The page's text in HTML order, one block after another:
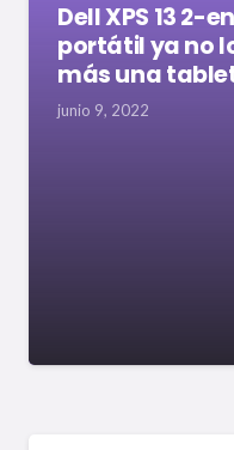
Dell XPS 13 2-
portátil ya no
más una
junio 9, 2022